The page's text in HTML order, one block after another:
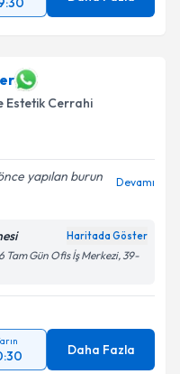
Estetik Cerrahi
yapılan burun
Devamı
Haritada Göster
Tam Gün Ofis İş Merkezi, 39-
Daha Fazla